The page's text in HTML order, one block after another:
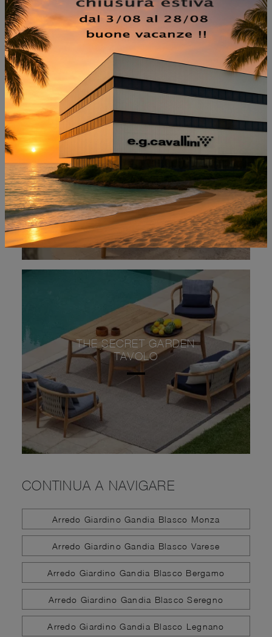
SEDIA THE SECRET
GARDEN
THE SECRET GARDEN
TAVOLO
CONTINUA A NAVIGARE
Arredo Giardino Gandia Blasco Monza
Arredo Giardino Gandia Blasco Varese
Arredo Giardino Gandia Blasco Bergamo
Arredo Giardino Gandia Blasco Seregno
Arredo Giardino Gandia Blasco Legnano